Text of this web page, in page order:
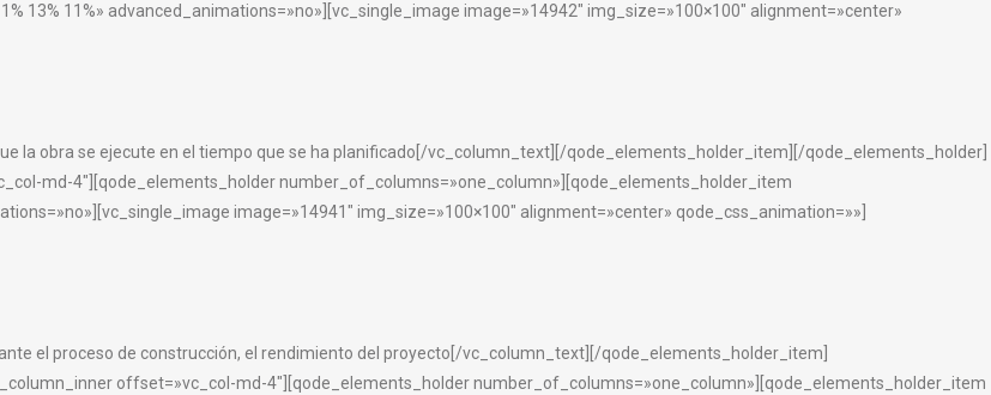
11%» advanced_animations=»no»][vc_single_image image=»14942″ img_size=»100×100″ alignment=»center»
la obra se ejecute en el tiempo que se ha planificado[/vc_column_text][/qode_elements_holder_item][/qode_elements_holder]
md-4″][qode_elements_holder number_of_columns=»one_column»][qode_elements_holder_item
image=»14941″ img_size=»100×100″ alignment=»center» qode_css_animation=»»]
el proceso de construcción, el rendimiento del proyecto[/vc_column_text][/qode_elements_holder_item]
offset=»vc_col-md-4″][qode_elements_holder number_of_columns=»one_column»][qode_elements_holder_item